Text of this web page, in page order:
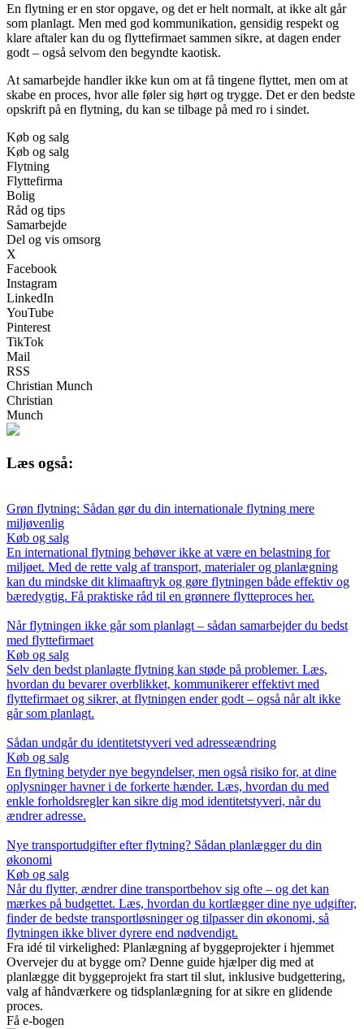
En flytning er en stor opgave, og det er helt normalt, at ikke alt går
som planlagt. Men med god kommunikation, gensidig respekt og
klare aftaler kan du og flyttefirmaet sammen sikre, at dagen ender
godt – også selvom den begyndte kaotisk.
At samarbejde handler ikke kun om at få tingene flyttet, men om at
skabe en proces, hvor alle føler sig hørt og trygge. Det er den bedste
opskrift på en flytning, du kan se tilbage på med ro i sindet.
Køb og salg
Køb og salg
Flytning
Flyttefirma
Bolig
Råd og tips
Samarbejde
Del og vis omsorg
X
Facebook
Instagram
LinkedIn
YouTube
Pinterest
TikTok
Mail
RSS
Christian Munch
Christian
Munch
Læs også:
Grøn flytning: Sådan gør du din internationale flytning mere
miljøvenlig
Køb og salg
En international flytning behøver ikke at være en belastning for
miljøet. Med de rette valg af transport, materialer og planlægning
kan du mindske dit klimaaftryk og gøre flytningen både effektiv og
bæredygtig. Få praktiske råd til en grønnere flytteproces her.
Når flytningen ikke går som planlagt – sådan samarbejder du bedst
med flyttefirmaet
Køb og salg
Selv den bedst planlagte flytning kan støde på problemer. Læs,
hvordan du bevarer overblikket, kommunikerer effektivt med
flyttefirmaet og sikrer, at flytningen ender godt – også når alt ikke
går som planlagt.
Sådan undgår du identitetstyveri ved adresseændring
Køb og salg
En flytning betyder nye begyndelser, men også risiko for, at dine
oplysninger havner i de forkerte hænder. Læs, hvordan du med
enkle forholdsregler kan sikre dig mod identitetstyveri, når du
ændrer adresse.
Nye transportudgifter efter flytning? Sådan planlægger du din
økonomi
Køb og salg
Når du flytter, ændrer dine transportbehov sig ofte – og det kan
mærkes på budgettet. Læs, hvordan du kortlægger dine nye udgifter,
finder de bedste transportløsninger og tilpasser din økonomi, så
flytningen ikke bliver dyrere end nødvendigt.
Fra idé til virkelighed: Planlægning af byggeprojekter i hjemmet
Overvejer du at bygge om? Denne guide hjælper dig med at
planlægge dit byggeprojekt fra start til slut, inklusive budgettering,
valg af håndværkere og tidsplanlægning for at sikre en glidende
proces.
Få e-bogen